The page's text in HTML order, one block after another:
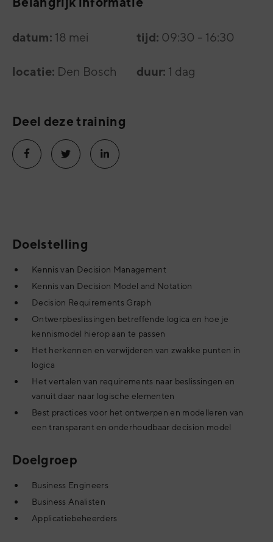
datum: 18 mei tijd: 09:30 - 16:30
locatie: Den Bosch duur: 1 dag
Deel deze training
Doelstelling
Kennis van Decision Management
Kennis van Decision Model and Notation
Decision Requirements Graph
Ontwerpbeslissingen betreffende logica en hoe je
kennismodel hierop aan te passen
Het herkennen en verwijderen van zwakke punten in
logica
Het vertalen van requirements naar beslissingen en
vanuit daar naar logische elementen
Best practices voor het ontwerpen en modelleren van
een transparant en onderhoudbaar decision model
Doelgroep
Business Engineers
Business Analisten
Applicatiebeheerders